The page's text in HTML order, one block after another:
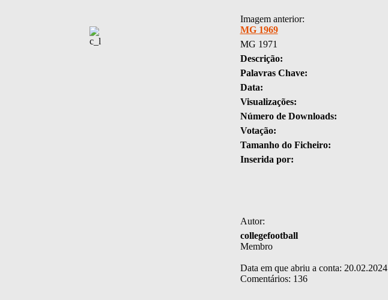
Imagem anterior:
MG 1969
MG 1971
Descrição:
Palavras Chave:
Data:
Visualizações:
Número de Downloads:
Votação:
Tamanho do Ficheiro:
Inserida por:
Autor:
collegefootball
Membro
Data em que abriu a conta: 20.02.2024
Comentários: 136